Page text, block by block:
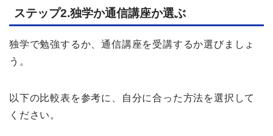
ステップ2.独学か通信講座か選ぶ
独学で勉強するか、通信講座を受講するか選びましょ
う。
以下の比較表を参考に、自分に合った方法を選択して
ください。